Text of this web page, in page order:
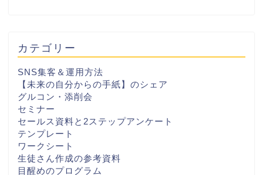
カテゴリー
SNS集客＆運用方法
【未来の自分からの手紙】のシェア
グルコン・添削会
セミナー
セールス資料と2ステップアンケート
テンプレート
ワークシート
生徒さん作成の参考資料
目醒めのプログラム